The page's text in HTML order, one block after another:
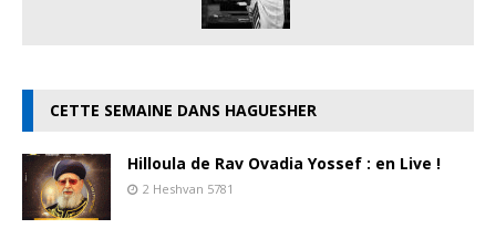
CETTE SEMAINE DANS HAGUESHER
Hilloula de Rav Ovadia Yossef : en Live !
2 Heshvan 5781